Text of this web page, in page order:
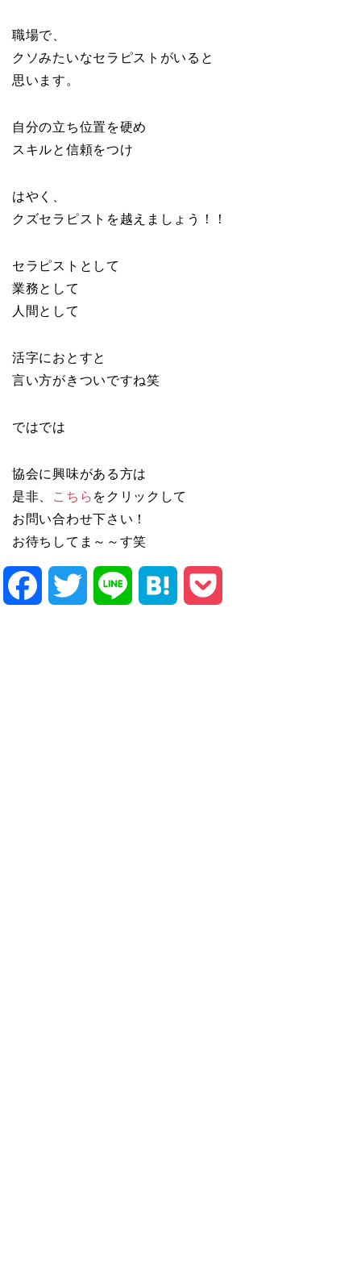
職場で、
クソみたいなセラピストがいると
思います。
自分の立ち位置を硬め
スキルと信頼をつけ
はやく、
クズセラピストを越えましょう！！
セラピストとして
業務として
人間として
活字におとすと
言い方がきついですね笑
ではでは
協会に興味がある方は
是非、
こちら をクリックして
お問い合わせ下さい！
お待ちしてま～～す笑
Facebook Twitter Line Hatena